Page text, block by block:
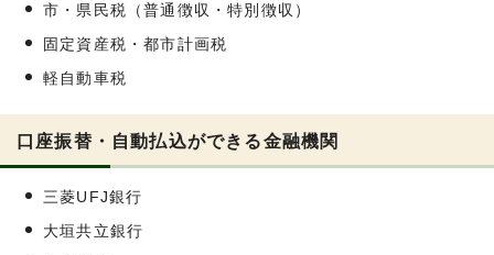
市・県民税（普通徴収・特別徴収）
固定資産税・都市計画税
軽自動車税
口座振替・自動払込ができる金融機関
三菱UFJ銀行
大垣共立銀行